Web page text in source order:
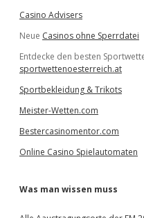
Casino Advisers
Neue Casinos ohne Sperrdatei
Entdecke den besten
sportwettenoesterreich.at
Sportbekleidung & Trikots
Meister-Wetten.com
Bestercasinomentor.com
Online Casino Spielautomaten
Was man wissen muss